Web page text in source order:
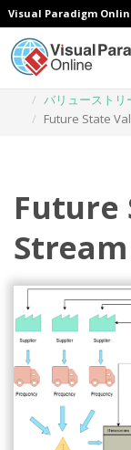
Visual Paradigm
バリューストリ
Future State
Future